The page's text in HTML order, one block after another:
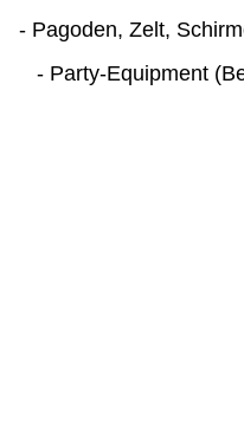
- Pagoden, Zelt,
- Party-Equipment